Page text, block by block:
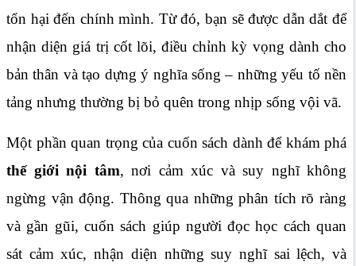
tổn hại đến chính mình. Từ đó, bạn sẽ được dẫn dắt để
nhận diện giá trị cốt lõi, điều chỉnh kỳ vọng dành cho
bản thân và tạo dựng ý nghĩa sống – những yếu tố nền
tảng nhưng thường bị bỏ quên trong nhịp sống vội vã.
Một phần quan trọng của cuốn sách dành để khám phá
thế giới nội tâm, nơi cảm xúc và suy nghĩ không
ngừng vận động. Thông qua những phân tích rõ ràng
và gần gũi, cuốn sách giúp người đọc học cách quan
sát cảm xúc, nhận diện những suy nghĩ sai lệch, và